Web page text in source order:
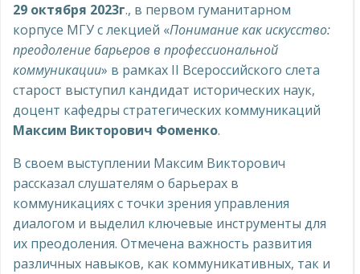
29 октября 2023г., в первом гуманитарном
корпусе МГУ с лекцией «Понимание как искусство:
преодоление барьеров в профессиональной
коммуникации» в рамках II Всероссийского слета
старост выступил кандидат исторических наук,
доцент кафедры стратегических коммуникаций
Максим Викторович Фоменко.
В своем выступлении Максим Викторович
рассказал слушателям о барьерах в
коммуникациях с точки зрения управления
диалогом и выделил ключевые инструменты для
их преодоления. Отмечена важность развития
различных навыков, как коммуникативных, так и